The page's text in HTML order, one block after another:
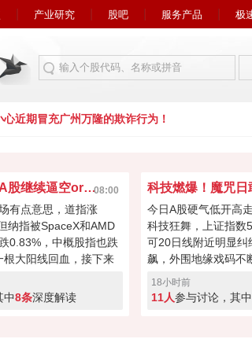
产业研究 股吧 服务产品 极
近期冒充广州万隆的欺诈行为！
市场惊现变数！A股继续逼空or回踩？08:00
有点意思，道指涨
纳指被SpaceX和AMD
0.83%，中概股指也跌
根大阳线回血，接下来
两个缺口压力位！加
（逆变器+先进机器人
中8条深度解读
科技燃爆！魔咒日
今日A股硬气低开高
科技狂舞，上证指数
可20日线附近明显纠
飙，外围地缘戏码不
明天是周四魔咒日+
虎视眈眈——你是大
18小时前
11人参与讨论，其中